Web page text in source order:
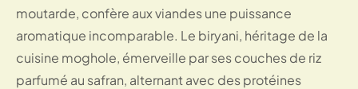
moutarde, confère aux viandes une puissance
aromatique incomparable. Le biryani, héritage de la
cuisine moghole, émerveille par ses couches de riz
parfumé au safran, alternant avec des protéines